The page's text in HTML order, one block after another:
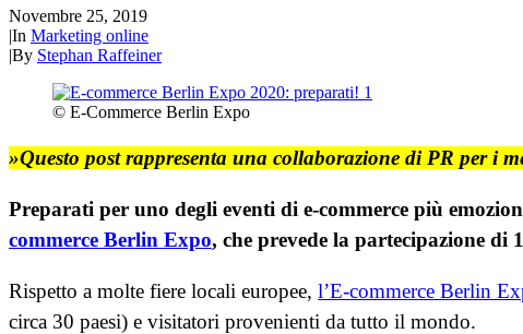
Novembre 25, 2019
|In Marketing online
|By Stephan Raffeiner
© E-Commerce Berlin Expo
»Questo post rappresenta una collaborazione di PR per i
Preparati per uno degli eventi di e-commerce più
commerce Berlin Expo, che prevede la partecipazione
Rispetto a molte fiere locali europee, l’E-commerce Berlin
circa 30 paesi) e visitatori provenienti da tutto il mondo.